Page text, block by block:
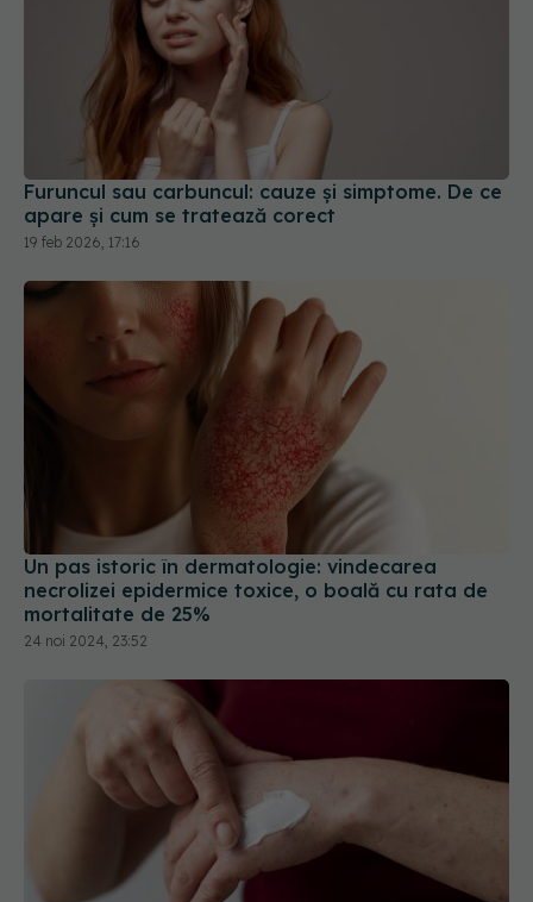
Furuncul sau carbuncul: cauze și simptome. De ce
apare și cum se tratează corect
19 feb 2026, 17:16
Un pas istoric în dermatologie: vindecarea
necrolizei epidermice toxice, o boală cu rata de
mortalitate de 25%
24 noi 2024, 23:52